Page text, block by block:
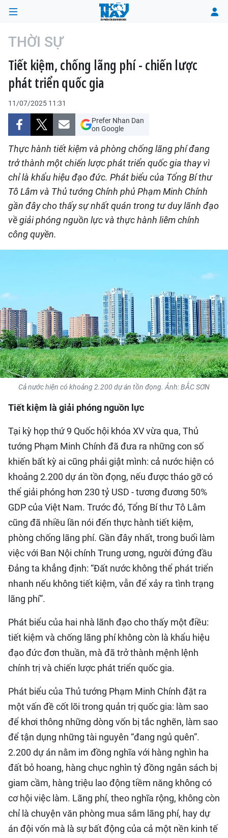
TRANG CHỦ
THỜI SỰ
CHÍNH TRỊ
XÃ HỘI
KINH TẾ
ĐÔ THỊ
VĂN HÓA - VĂN NGHỆ
QUỐC TẾ
HỒ SƠ - TƯ LIỆU
NHÂN DÂN ĐIỆN TỬ
NHÂN DÂN HẰNG THÁNG
THỜI SỰ
Tiết kiệm, chống lãng phí - chiến lược
phát triển quốc gia
11/07/2025 11:31
Prefer Nhan Dan
on Google
Thực hành tiết kiệm và phòng chống lãng phí đang
trở thành một chiến lược phát triển quốc gia thay vì
chỉ là khẩu hiệu đạo đức. Phát biểu của Tổng Bí thư
Tô Lâm và Thủ tướng Chính phủ Phạm Minh Chính
gần đây cho thấy sự nhất quán trong tư duy lãnh đạo
về giải phóng nguồn lực và thực hành liêm chính
công quyền.
Cả nước hiện có khoảng 2.200 dự án tồn đọng. Ảnh: BẮC SƠN
Tiết kiệm là giải phóng nguồn lực
Tại kỳ họp thứ 9 Quốc hội khóa XV vừa qua, Thủ
tướng Phạm Minh Chính đã đưa ra những con số
khiến bất kỳ ai cũng phải giật mình: cả nước hiện có
khoảng 2.200 dự án tồn đọng, nếu được tháo gỡ có
thể giải phóng hơn 230 tỷ USD - tương đương 50%
GDP của Việt Nam. Trước đó, Tổng Bí thư Tô Lâm
cũng đã nhiều lần nói đến thực hành tiết kiệm,
phòng chống lãng phí. Gần đây nhất, trong buổi làm
việc với Ban Nội chính Trung ương, người đứng đầu
Đảng ta khẳng định: “Đất nước không thể phát triển
nhanh nếu không tiết kiệm, vẫn để xảy ra tình trạng
lãng phí”.
Phát biểu của hai nhà lãnh đạo cho thấy một điều:
tiết kiệm và chống lãng phí không còn là khẩu hiệu
đạo đức đơn thuần, mà đã trở thành mệnh lệnh
chính trị và chiến lược phát triển quốc gia.
Phát biểu của Thủ tướng Phạm Minh Chính đặt ra
một vấn đề cốt lõi trong quản trị quốc gia: làm sao
để khơi thông những dòng vốn bị tắc nghẽn, làm sao
để tận dụng những tài nguyên “đang ngủ quên”.
2.200 dự án nằm im đồng nghĩa với hàng nghìn ha
đất bỏ hoang, hàng chục nghìn tỷ đồng ngân sách bị
giam cầm, hàng triệu lao động tiềm năng không có
cơ hội việc làm. Lãng phí, theo nghĩa rộng, không còn
chỉ là chuyện văn phòng mua sắm lãng phí, hay dự
án đội vốn mà là sự bất động của cả một nền kinh tế